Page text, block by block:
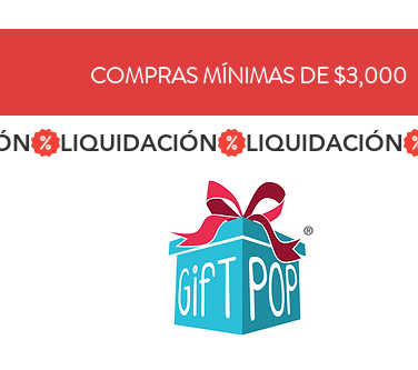
COMPRAS MÍNIMAS DE $3,000